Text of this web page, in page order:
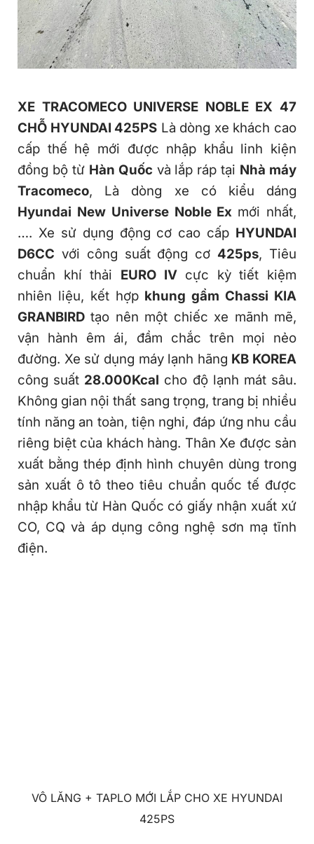
XE TRACOMECO UNIVERSE NOBLE EX 47
CHỖ HYUNDAI 425PS Là dòng xe khách cao
cấp thế hệ mới được nhập khẩu linh kiện
đồng bộ từ Hàn Quốc và lắp ráp tại Nhà máy
Tracomeco, Là dòng xe có kiểu dáng
Hyundai New Universe Noble Ex mới nhất,
…. Xe sử dụng động cơ cao cấp HYUNDAI
D6CC với công suất động cơ 425ps, Tiêu
chuẩn khí thải EURO IVcực kỳ tiết kiệm
nhiên liệu, kết hợp khung gầm Chassi KIA
GRANBIRD tạo nên một chiếc xe mãnh mẽ,
vận hành êm ái, đầm chắc trên mọi nẻo
đường. Xe sử dụng máy lạnh hãng KB KOREA
công suất 28.000Kcal cho độ lạnh mát sâu.
Không gian nội thất sang trọng, trang bị nhiều
tính năng an toàn, tiện nghi, đáp ứng nhu cầu
riêng biệt của khách hàng. Thân Xe được sản
xuất bằng thép định hình chuyên dùng trong
sản xuất ô tô theo tiêu chuẩn quốc tế được
nhập khẩu từ Hàn Quốc có giấy nhận xuất xứ
CO, CQ và áp dụng công nghệ sơn mạ tĩnh
điện.
VÔ LĂNG + TAPLO MỚI LẮP CHO XE HYUNDAI
425PS